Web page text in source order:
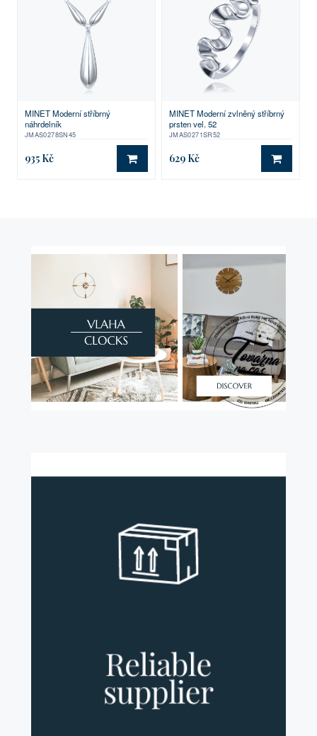
MINET Moderní stříbrný
náhrdelník
JMAS0278SN45
935 Kč DO KOŠÍKU
MINET Moderní zvlněný stříbrný
prsten vel. 52
JMAS0271SR52
629 Kč DO